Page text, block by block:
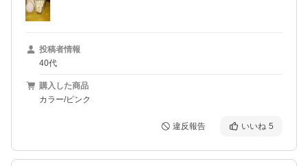
投稿者情報
40代
購入した商品
カラー/ピンク
違反報告 いいね 5